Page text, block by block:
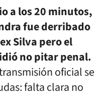
a los 20 minutos,
fue derribado
Silva pero el
no pitar penal.
oficial se
falta clara no